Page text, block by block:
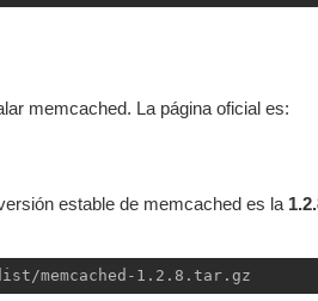
memcached. La página oficial es:
estable de memcached es la
memcached-1.2.8.tar.gz